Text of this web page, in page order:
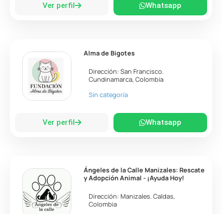
Ver perfil Whatsapp
Alma de Bigotes
Dirección:San Francisco.
Cundinamarca,Colombia
Sin categoría
Ver perfil Whatsapp
Ángeles de la Calle Manizales: Rescate
y Adopción Animal - ¡Ayuda Hoy!
Dirección: Manizales.Caldas,
Colombia